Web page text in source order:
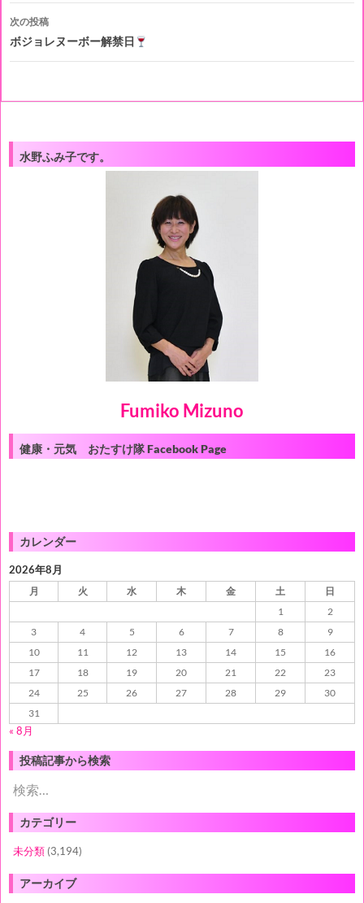
ナ
ビ
ー
ョ
次の投稿
ボジョレヌーボー解禁日
水野ふみ子です。
Fumiko Mizuno
健康・元気 おたすけ隊 Facebook Page
カレンダー
2026年8月
月 火 水 木 金 土
日
1
2
3
4 5 6 7 8
9
10
11 12 13 14 15
16
17
18 19 20 21 22
23
24
25 26 27 28 29
30
31
« 8月
投稿記事から検索
検
索:
カテゴリー
未分類 (3,194)
アーカイブ